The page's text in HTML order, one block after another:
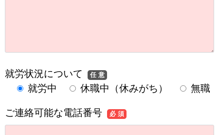
就労状況について 任 意
就労中 休職中（休みがち） 無職
ご連絡可能な電話番号 必 須